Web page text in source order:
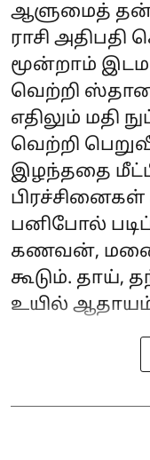
ஆளுமைத்
ராசி
மூன்றாம்
வெற்றி
எதிலும் மதி
வெற்றி
இழந்ததை
பனிபோல்
கணவன்,
கூடும். தாய்,
உயில் ஆதாயம்